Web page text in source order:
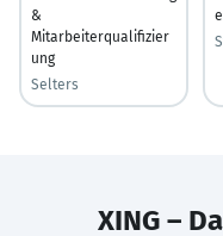
&
Mitarbeiterqualifizier
ung
Selters
e
XING –